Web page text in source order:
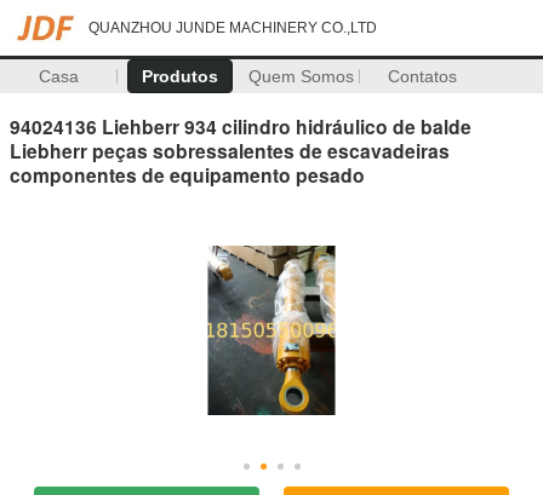
QUANZHOU JUNDE MACHINERY CO.,LTD
Casa Produtos Quem Somos Contatos
94024136 Liehberr 934 cilindro hidráulico de balde
Liebherr peças sobressalentes de escavadeiras
componentes de equipamento pesado